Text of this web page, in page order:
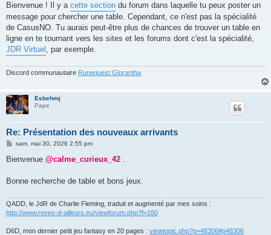
Bienvenue ! Il y a cette section du forum dans laquelle tu peux poster un
message pour chercher une table. Cependant, ce n'est pas la spécialité
de CasusNO. Tu aurais peut-être plus de chances de trouver un table en
ligne en te tournant vers les sites et les forums dont c'est la spécialité,
JDR Virtuel
, par exemple.
Discord communautaire Runequest Glorantha
Esbehmj
Pape
Re: Présentation des nouveaux arrivants
M
s
g
sam. mai 30, 2026 2:55 pm
Bienvenue @calme_curieux_42 .
Bonne recherche de table et bons jeux.
QADD, le JdR de Charlie Fleming, traduit et augmenté par mes soins :
http://www.reves-d-ailleurs.eu/viewforum.php?f=180
D6D, mon dernier petit jeu fantasy en 20 pages : viewtopic.php?p=48306#p48306